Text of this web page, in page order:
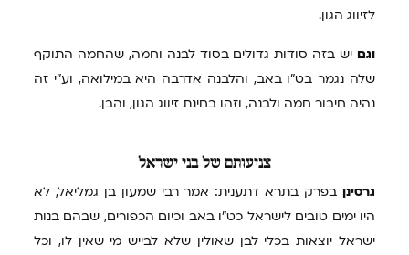
לזיווג הגון.
וגם יש בזה סודות גדולים בסוד לבנה וחמה, שהחמה התוקף
שלה נגמר בט"ו באב, והלבנה אדרבה היא במילואה, וע"י זה
נהיה חיבור חמה ולבנה, וזהו בחינת זיווג הגון, והבן.
צניעותם של בני ישראל
גרסינן בפרק בתרא דתענית: אמר רבי שמעון בן גמליאל, לא
היו ימים טובים לישראל כט"ו באב וכיום הכפורים, שבהם בנות
ישראל יוצאות בכלי לבן שאולין שלא לבייש מי שאין לו, וכל